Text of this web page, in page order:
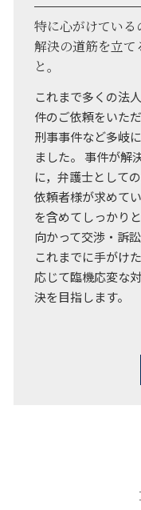
特に心がけている
解決の道筋を立て
と。
これまで多くの法
件のご依頼をいた
刑事事件など多岐
ました。 事件が解
に，弁護士として
依頼者様が求めて
を含めてしっかり
向かって交渉・訴
これまでに手がけ
応じて臨機応変な
決を目指します。